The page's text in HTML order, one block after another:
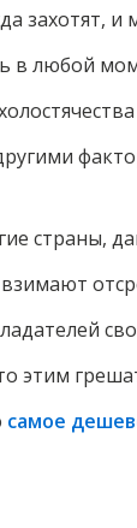
захотят, и
в любой
страны,
этим
самое